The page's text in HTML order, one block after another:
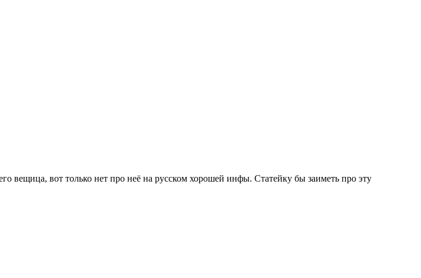
вещица, вот только нет про неё на русском хорошей инфы. Статейку бы заиметь про эту